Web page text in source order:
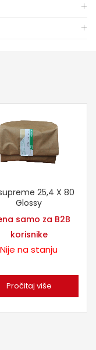
25,4 X 80
Glossy
samo za B2B
korisnike
Nije na stanju
Pročitaj više